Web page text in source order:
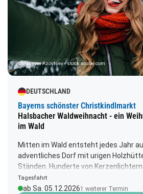
©Maksym Azovtsev - stock.adobe.com
DEUTSCHLAND
Bayerns schönster Christkindlmarkt
Halsbacher Waldweihnacht - ein
im Wald
Mitten im Wald entsteht jedes Jahr
adventliches Dorf mit urigen
Ständen. Hunderte von Kerzenlichtern
Mit seiner einzigartigen Atmosphäre
Waldweihnacht Besucher aus aller
Tagesfahrt
ab Sa. 05.12.20261 weiterer Termin